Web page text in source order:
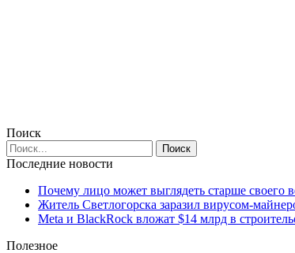
Поиск
Последние новости
Почему лицо может выглядеть старше своего
Житель Светлогорска заразил вирусом-
Meta и BlackRock вложат $14 млрд в
Полезное